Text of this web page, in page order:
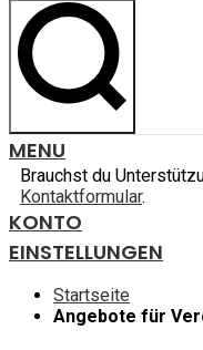
MENU
Brauchst du
Kontaktformular.
KONTO
EINSTELLUNGEN
Startseite
Angebote für